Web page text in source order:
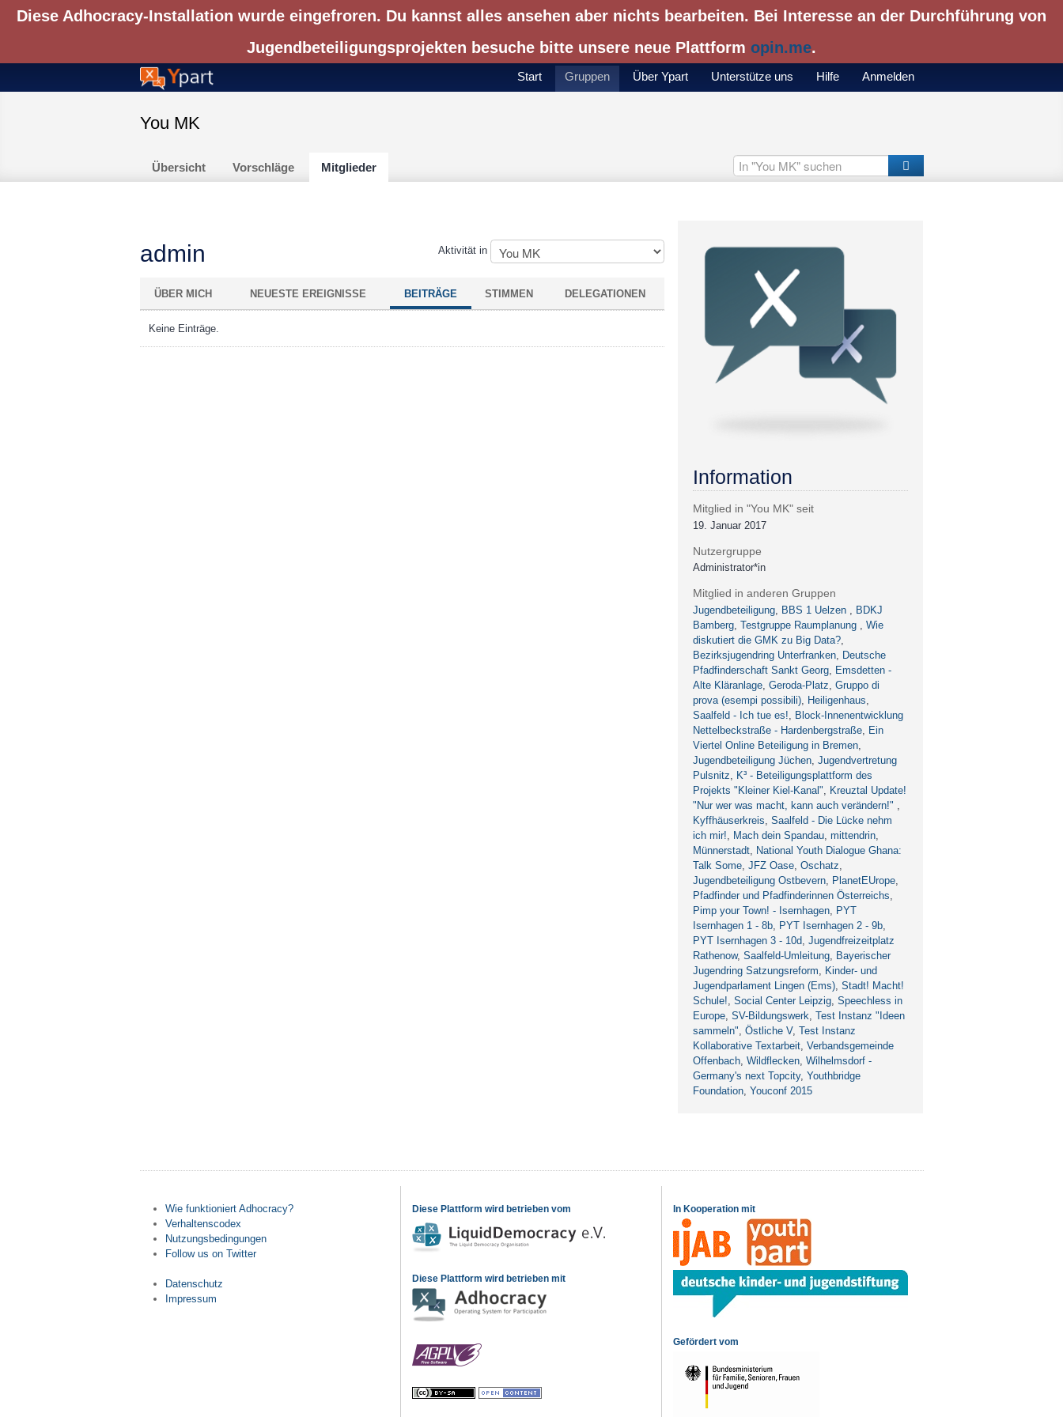
Diese Adhocracy-Installation wurde eingefroren. Du kannst alles ansehen aber nichts bearbeiten. Bei Interesse an der Durchführung von
Jugendbeteiligungsprojekten besuche bitte unsere neue Plattform opin.me.
Start Gruppen Über Ypart Unterstütze uns Hilfe Anmelden
You MK
Übersicht Vorschläge Mitglieder
Aktivität in
admin
ÜBER MICH NEUESTE EREIGNISSE BEITRÄGE STIMMEN DELEGATIONEN
Keine Einträge.
Information
Mitglied in "You MK" seit
19. Januar 2017
Nutzergruppe
Administrator*in
Mitglied in anderen Gruppen
Jugendbeteiligung BBS 1 Uelzen
BDKJ
Bamberg ,Testgruppe Raumplanung ,Wie
diskutiert die GMK zu Big Data?
Bezirksjugendring Unterfranken Deutsche
Pfadfinderschaft Sankt Georg Emsdetten -
Alte Kläranlage ,Geroda-Platz ,Gruppo di
prova (esempi possibili) Heiligenhaus
Saalfeld - Ich tue es!
Block-Innenentwicklung
Nettelbeckstraße - Hardenbergstraße Ein
Viertel Online Beteiligung in Bremen
Jugendbeteiligung Jüchen ,Jugendvertretung
Pulsnitz
K³ - Beteiligungsplattform des
Projekts "Kleiner Kiel-Kanal"
Kreuztal Update!
"Nur wer was macht, kann auch verändern!"
Kyffhäuserkreis ,Saalfeld - Die Lücke nehm
ich mir!
Mach dein Spandau ,mittendrin
Münnerstadt National Youth Dialogue Ghana:
Talk Some ,JFZ Oase ,Oschatz
Jugendbeteiligung Ostbevern PlanetEUrope
Pfadfinder und Pfadfinderinnen Österreichs
Pimp your Town! - Isernhagen PYT
Isernhagen 1 - 8b PYT Isernhagen 2 - 9b
PYT Isernhagen 3 - 10d ,Jugendfreizeitplatz
Rathenow,Saalfeld-Umleitung Bayerischer
Jugendring Satzungsreform
Kinder- und
Jugendparlament Lingen (Ems) ,Stadt! Macht!
Schule! ,Social Center Leipzig ,Speechless in
Europe ,SV-Bildungswerk ,Test Instanz "Ideen
sammeln" ,Östliche V,Test Instanz
Kollaborative Textarbeit ,Verbandsgemeinde
Offenbach ,Wildflecken ,Wilhelmsdorf -
Germany's next Topcity,Youthbridge
Foundation ,Youconf 2015
Wie funktioniert Adhocracy?
Verhaltenscodex
Nutzungsbedingungen
Follow us on Twitter
Datenschutz
Impressum
Diese Plattform wird betrieben vom
Diese Plattform wird betrieben mit
In Kooperation mit
Gefördert vom